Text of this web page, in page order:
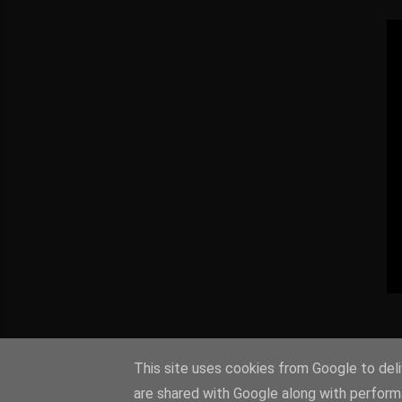
This site uses cookies from Google to
are shared with Google along with